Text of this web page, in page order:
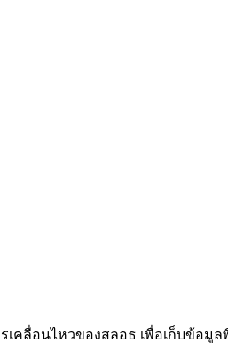
เคลื่อนไหวของสลอธ เพื่อเก็บข้อมู